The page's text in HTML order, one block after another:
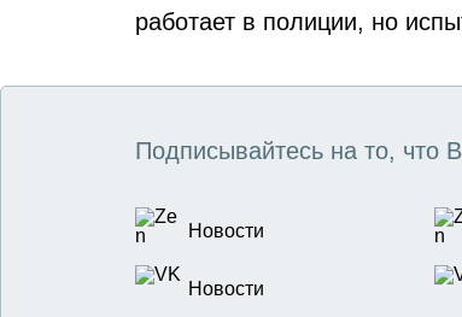
работает в полиции, но
Подписывайтесь на то, что
Новости
Новости